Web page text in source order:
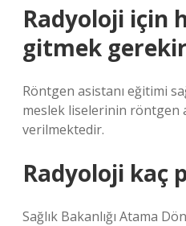
Radyoloji için
gitmek
Röntgen asistanı eğitimi
meslek liselerinin röntgen
verilmektedir.
Radyoloji kaç
Sağlık Bakanlığı Atama